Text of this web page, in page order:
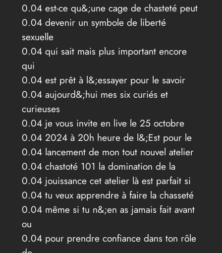
0.04 est-ce qu&;une cage de chasteté peut
0.04 devenir un symbole de liberté
sexuelle
0.04 qui sait mais plus important encore
qui
0.04 est prêt à l&;essayer pour le savoir
0.04 aujourd&;hui mes six curiés et
curieuses
0.04 je vous invite en live le 25 octobre
0.04 2024 à 20h heure de l&;Est pour le
0.04 lancement de mon tout nouvel atelier
0.04 chastoté 101 la domination de la
0.04 jouissance cet atelier là est parfait si
0.04 tu veux apprendre à faire la chasseté
0.04 même si tu n&;en as jamais fait avant
ou
0.04 pour prendre confiance dans ton rôle